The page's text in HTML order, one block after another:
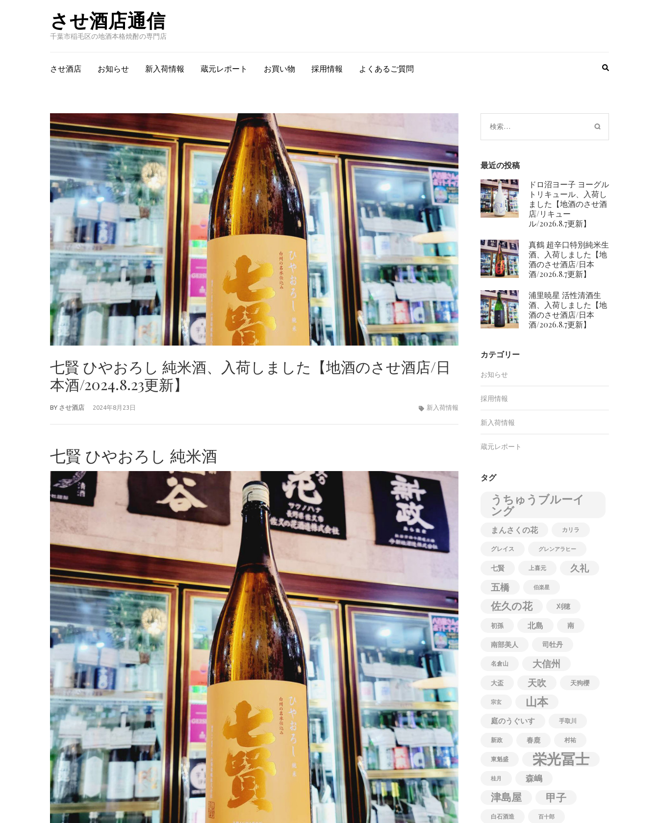
させ酒店通信
千葉市稲毛区の地酒本格焼酎の専門店
させ酒店 お知らせ 新入荷情報 蔵元レポート お買い物 採用情報 よくあるご質問
七賢 ひやおろし 純米酒、入荷しました【地酒のさせ酒店/日
本酒/2024.8.23更新】
BY させ酒店 2024年8月23日 新入荷情報
七賢 ひやおろし 純米酒
検
索:
最近の投稿
ドロ沼ヨー子 ヨーグル
トリキュール、入荷し
ました【地酒のさせ酒
店/リキュー
ル/2026.8.7更新】
真鶴 超辛口特別純米生
酒、入荷しました【地
酒のさせ酒店/日本
酒/2026.8.7更新】
浦里暁星 活性清酒生
酒、入荷しました【地
酒のさせ酒店/日本
酒/2026.8.7更新】
カテゴリー
お知らせ
採用情報
新入荷情報
蔵元レポート
タグ
うちゅうブルーイ
ング
まんさくの花 カリラ
グレイス グレンアラヒー
七賢 上喜元
久礼
五橋
伯楽星
佐久の花 刈穂
初孫 北島 南
南部美人 司牡丹
名倉山 大信州
大盃 天吹 天狗櫻
宗玄 山本
庭のうぐいす 手取川
新政 春鹿 村祐
東魁盛 栄光冨士
桂月 森嶋
津島屋 甲子
白石酒造 百十郎